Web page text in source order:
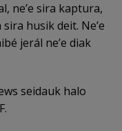
ne’e sira kaptura,
husik deit. Ne’e
jerál ne’e diak
seidauk halo